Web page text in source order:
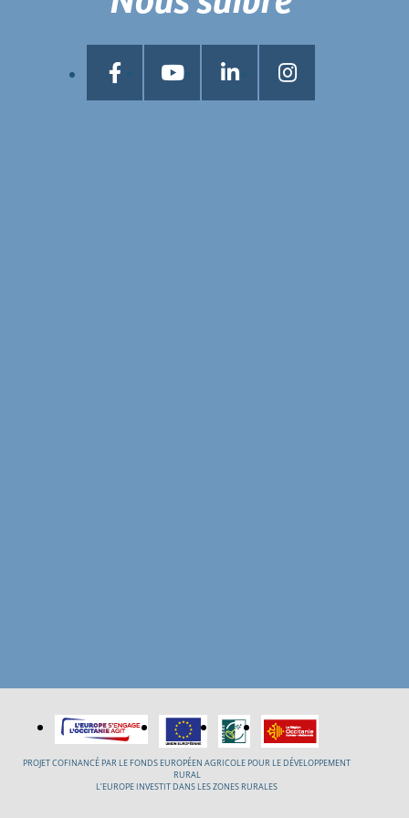
PROJET COFINANCÉ PAR LE FONDS EUROPÉEN AGRICOLE POUR LE DÉVELOPPEMENT
RURAL
L’EUROPE INVESTIT DANS LES ZONES RURALES